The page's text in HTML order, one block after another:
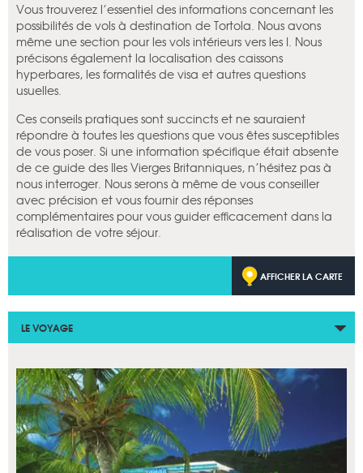
Vous trouverez l’essentiel des informations concernant les
possibilités de vols à destination de Tortola. Nous avons
même une section pour les vols intérieurs vers les I. Nous
précisons également la localisation des caissons
hyperbares, les formalités de visa et autres questions
usuelles.
Ces conseils pratiques sont succincts et ne sauraient
répondre à toutes les questions que vous êtes susceptibles
de vous poser. Si une information spécifique était absente
de ce guide des Iles Vierges Britanniques, n’hésitez pas à
nous interroger. Nous serons à même de vous conseiller
avec précision et vous fournir des réponses
complémentaires pour vous guider efficacement dans la
réalisation de votre séjour.
AFFICHER LA CARTE
LE VOYAGE